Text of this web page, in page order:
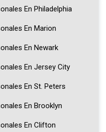
En Philadelphia
En Marion
En Newark
En Jersey City
En St. Peters
En Brooklyn
En Clifton